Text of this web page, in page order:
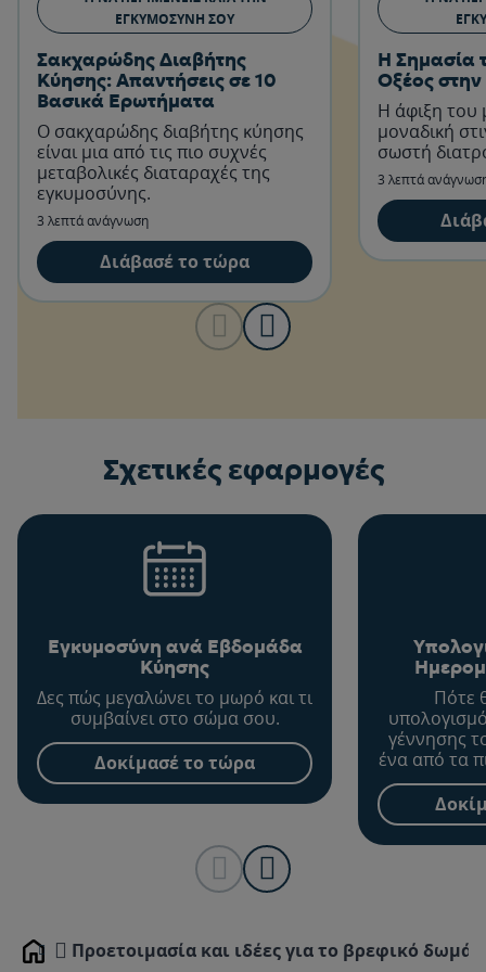
ΕΓΚΥΜΟΣΎΝΗ ΣΟΥ
Σακχαρώδης Διαβήτης
Κύησης: Απαντήσεις σε 10
Βασικά Ερωτήματα
Ο σακχαρώδης διαβήτης κύησης
είναι μια από τις πιο συχνές
μεταβολικές διαταραχές της
εγκυμοσύνης.
3 λεπτά ανάγνωση
Διάβασέ το τώρα
Η Σημασία
Οξέος
Η άφιξη του
μοναδική
σωστή
3 λεπτά
Σχετικές εφαρμογές
Εγκυμοσύνη ανά Εβδομάδα
Κύησης
Δες πώς μεγαλώνει το μωρό και τι
συμβαίνει στο σώμα σου.
Δοκίμασέ το τώρα
Πότε
γέννησης
ένα από τα
Home Προετοιμασία και ιδέες για το βρεφικό